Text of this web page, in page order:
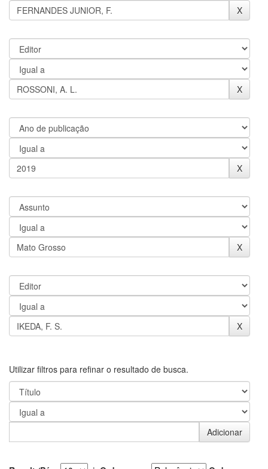
Utilizar filtros para refinar o resultado de busca.